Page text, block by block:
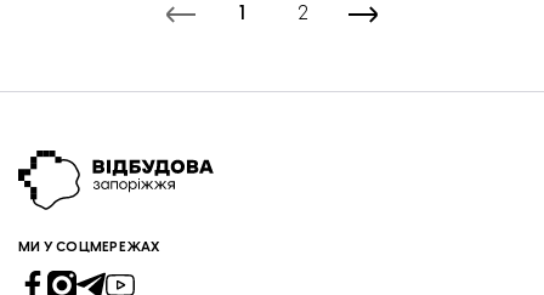
1 2
МИ У СОЦМЕРЕЖАХ